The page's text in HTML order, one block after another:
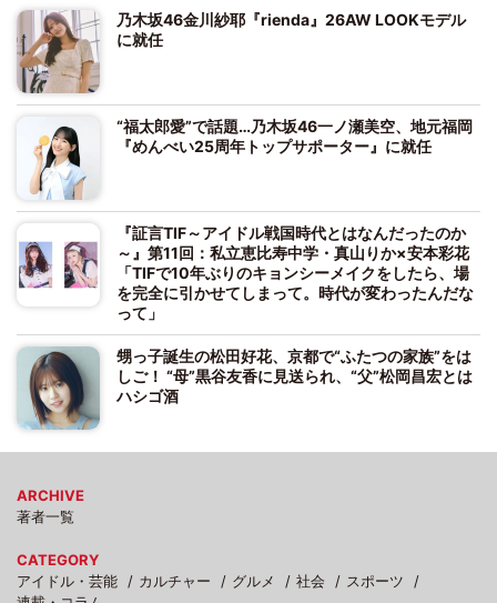
乃木坂46金川紗耶『rienda』26AW LOOKモデル
に就任
“福太郎愛”で話題…乃木坂46一ノ瀬美空、地元福岡
『めんべい25周年トップサポーター』に就任
『証言TIF～アイドル戦国時代とはなんだったのか
～』第11回：私立恵比寿中学・真山りか×安本彩花
「TIFで10年ぶりのキョンシーメイクをしたら、場
を完全に引かせてしまって。時代が変わったんだな
って」
甥っ子誕生の松田好花、京都で“ふたつの家族”をは
しご！ “母”黒谷友香に見送られ、“父”松岡昌宏とは
ハシゴ酒
ARCHIVE
著者一覧
CATEGORY
アイドル・芸能
カルチャー グルメ 社会
スポーツ